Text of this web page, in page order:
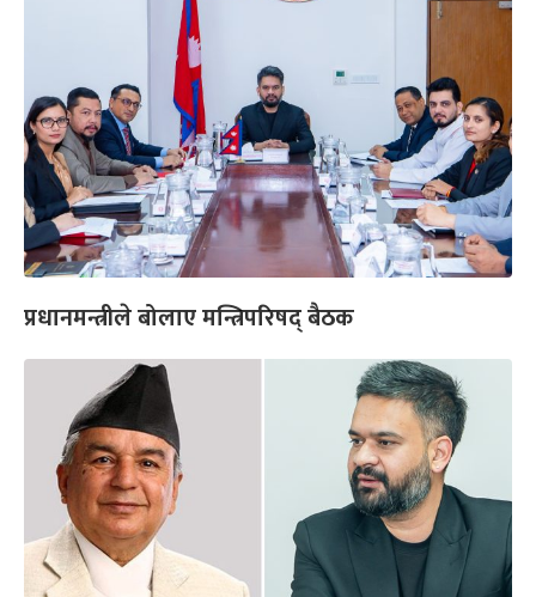
प्रधानमन्त्रीले बोलाए मन्त्रिपरिषद् बैठक